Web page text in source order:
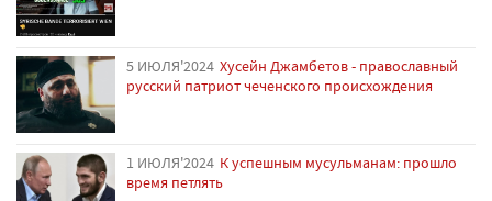
5 ИЮЛЯ'2024 Хусейн Джамбетов - православный
русский патриот чеченского происхождения
1 ИЮЛЯ'2024 К успешным мусульманам: прошло
время петлять